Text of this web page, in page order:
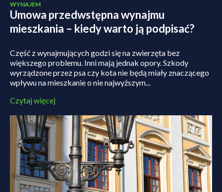
WYNAJEM
Umowa przedwstępna wynajmu
mieszkania – kiedy warto ją podpisać?
Część z wynajmujących godzi się na zwierzęta bez
większego problemu. Inni mają jednak opory. Szkody
wyrządzone przez psa czy kota nie będą miały znaczącego
wpływu na mieszkanie o nie najwyższym...
Czytaj więcej